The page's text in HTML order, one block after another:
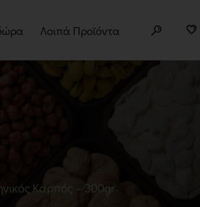
Λοιπά Προϊόντα
Μπαχαρικά
Καρπός – 300gr